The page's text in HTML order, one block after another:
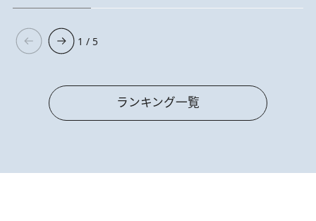
1 / 5
ランキング一覧